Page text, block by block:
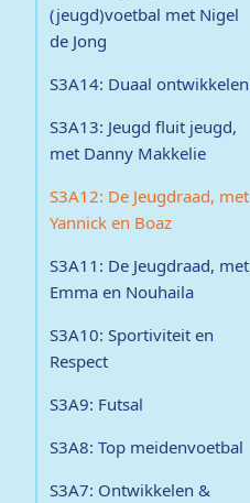
(jeugd)voetbal met Nigel
de Jong
S3A14: Duaal ontwikkelen
S3A13: Jeugd fluit jeugd,
met Danny Makkelie
S3A12: De Jeugdraad, met
Yannick en Boaz
S3A11: De Jeugdraad, met
Emma en Nouhaila
S3A10: Sportiviteit en
Respect
S3A9: Futsal
S3A8: Top meidenvoetbal
S3A7: Ontwikkelen &